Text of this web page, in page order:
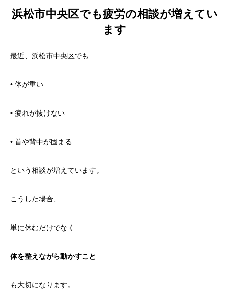
浜松市中央区でも疲労の相談が増えてい
ます
最近、浜松市中央区でも
• 体が重い
• 疲れが抜けない
• 首や背中が固まる
という相談が増えています。
こうした場合、
単に休むだけでなく
体を整えながら動かすこと
も大切になります。